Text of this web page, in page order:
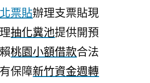
票貼辦理支票貼現
抽化糞池提供開預
桃園小額借款合法
保障新竹資金週轉